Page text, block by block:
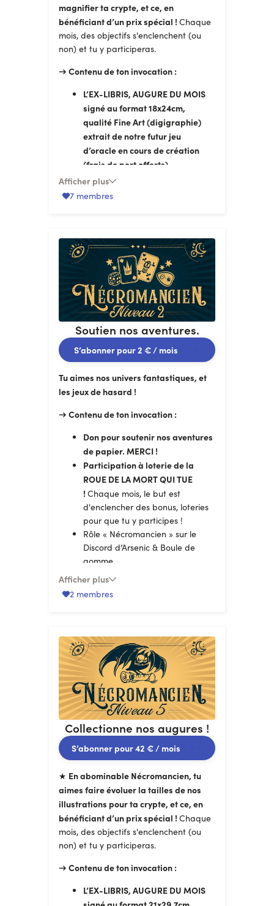
magnifier ta crypte, et ce, en
bénéficiant d’un prix spécial ! Chaque
mois, des objectifs s'enclenchent (ou
non) et tu y participeras.
→ Contenu de ton invocation :
L’EX-LIBRIS, AUGURE DU MOIS
signé au format 18x24cm,
qualité Fine Art (digigraphie)
extrait de notre futur jeu
d’oracle en cours de création
(frais de port offerts).
Un fond d’écran, formats desktop
et smartphone,
Participation à loterie de la
ROUE DE LA MORT QUI TUE
Chaque mois, le but est
d'enclencher des bonus, loteries
pour que tu y participes !
Rôle « Nécromancien» sur le
Discord d’Arsenic & Boule de
Ton SOUTIEN FANTASTIQUE, peut être
en abonnement mensuel ou ponctuel…
et modulable !
Afficher plus
7 membres
Soutien nos aventures.
S’abonner pour2 €/ mois
Tu aimes nos univers fantastiques, et
les jeux de hasard !
→ Contenu de ton invocation :
Don pour soutenir nos aventures
de papier. MERCI !
Participation à loterie de la
ROUE DE LA MORT QUI TUE
! Chaque mois, le but est
d'enclencher des bonus, loteries
pour que tu y participes !
Rôle « Nécromancien » sur le
Discord d’Arsenic & Boule de
gomme.
Ton SOUTIEN FANTASTIQUE, peut être
en abonnement mensuel ou ponctuel…
Afficher plus
2 membres
Collectionne nos augures !
S’abonner pour42 €/ mois
★ En abominable Nécromancien, tu
aimes faire évoluer la tailles de nos
illustrations pour ta crypte, et ce, en
bénéficiant d’un prix spécial ! Chaque
mois, des objectifs s'enclenchent (ou
non) et tu y participeras.
→ Contenu de ton invocation :
L’EX-LIBRIS, AUGURE DU MOIS